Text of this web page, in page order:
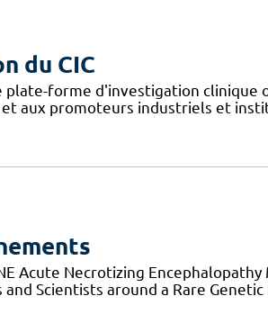
du CIC
plate-forme d'investigation clinique
aux promoteurs industriels et
Acute Necrotizing
and Scientists around a Rare